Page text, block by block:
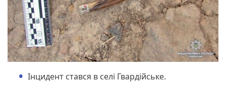
Інцидент стався в селі Гвардійське.